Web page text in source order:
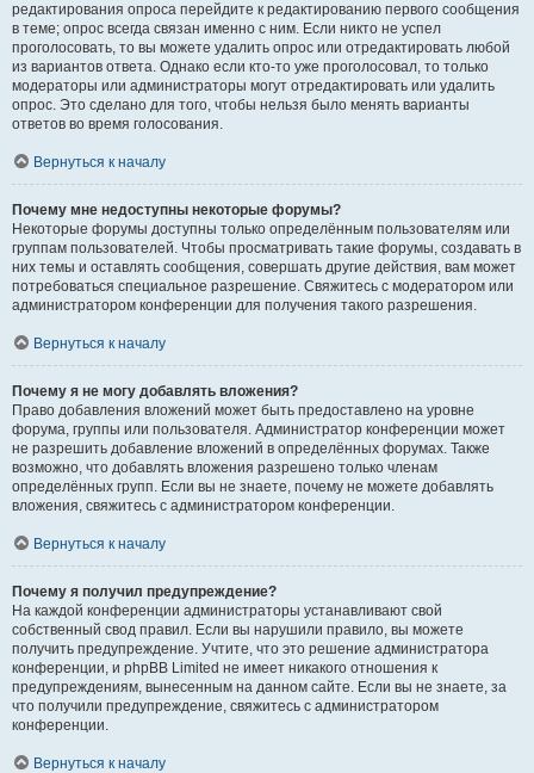
редактирования опроса перейдите к редактированию первого сообщения
в теме; опрос всегда связан именно с ним. Если никто не успел
проголосовать, то вы можете удалить опрос или отредактировать любой
из вариантов ответа. Однако если кто-то уже проголосовал, то только
модераторы или администраторы могут отредактировать или удалить
опрос. Это сделано для того, чтобы нельзя было менять варианты
ответов во время голосования.
Вернуться к началу
Почему мне недоступны некоторые форумы?
Некоторые форумы доступны только определённым пользователям или
группам пользователей. Чтобы просматривать такие форумы, создавать в
них темы и оставлять сообщения, совершать другие действия, вам может
потребоваться специальное разрешение. Свяжитесь с модератором или
администратором конференции для получения такого разрешения.
Вернуться к началу
Почему я не могу добавлять вложения?
Право добавления вложений может быть предоставлено на уровне
форума, группы или пользователя. Администратор конференции может
не разрешить добавление вложений в определённых форумах. Также
возможно, что добавлять вложения разрешено только членам
определённых групп. Если вы не знаете, почему не можете добавлять
вложения, свяжитесь с администратором конференции.
Вернуться к началу
Почему я получил предупреждение?
На каждой конференции администраторы устанавливают свой
собственный свод правил. Если вы нарушили правило, вы можете
получить предупреждение. Учтите, что это решение администратора
конференции, и phpBB Limited не имеет никакого отношения к
предупреждениям, вынесенным на данном сайте. Если вы не знаете, за
что получили предупреждение, свяжитесь с администратором
конференции.
Вернуться к началу